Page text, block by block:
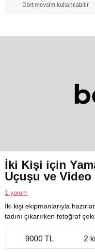
Dört mevsim kullanılabilir
İki Kişi için
Uçuşu ve Video
1 yorum
İki kişi ekipmanlarıyla
tadını çıkarırken fotoğraf
9000 TL 2